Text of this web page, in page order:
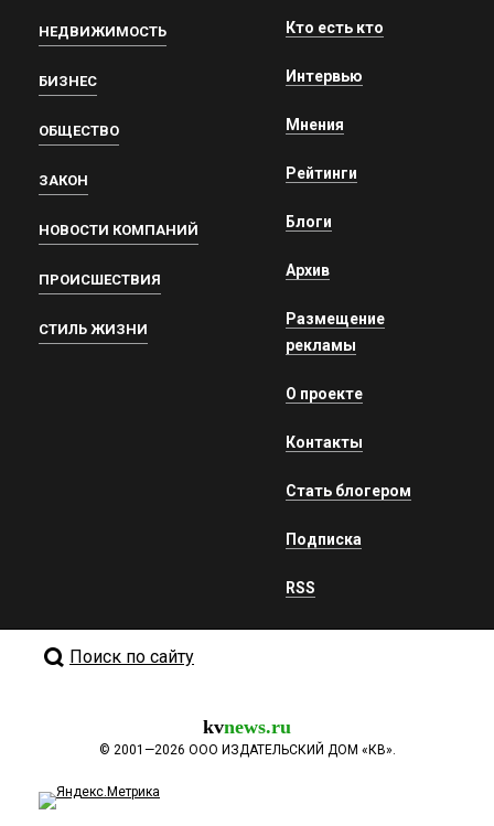
НЕДВИЖИМОСТЬ
БИЗНЕС
ОБЩЕСТВО
ЗАКОН
НОВОСТИ КОМПАНИЙ
ПРОИСШЕСТВИЯ
СТИЛЬ ЖИЗНИ
Кто есть кто
Интервью
Мнения
Рейтинги
Блоги
Архив
Размещение
рекламы
О проекте
Контакты
Стать блогером
Подписка
RSS
Поиск по сайту
kvnews.ru
© 2001—2026 ООО ИЗДАТЕЛЬСКИЙ ДОМ «КВ».